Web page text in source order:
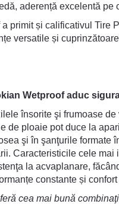
aderență excelentă
primit și calificativul Tire
versatile și
Wetproof aduc
însorite şi frumoase
de ploaie pot duce la
şi în şanţurile formate
Caracteristicile cele
la acvaplanare,
constante și
cea mai bună